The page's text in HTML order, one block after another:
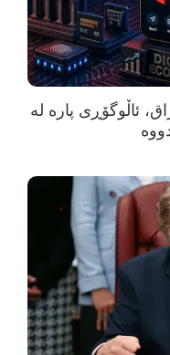
ئاڵوگۆڕی پارە لە